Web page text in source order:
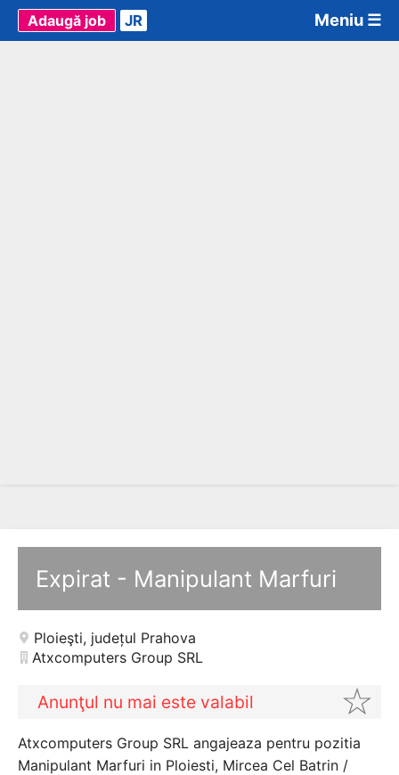
Meniu ☰
Adaugă job JR
Expirat - Manipulant Marfuri
Ploieşti, județul Prahova
Atxcomputers Group SRL
Anunţul nu mai este valabil
Atxcomputers Group SRL angajeaza pentru pozitia
Manipulant Marfuri in Ploiesti, Mircea Cel Batrin /